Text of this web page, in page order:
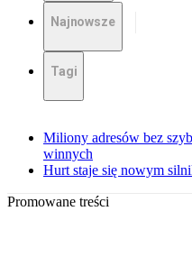
Najnowsze
Tagi
Miliony adresów bez
winnych
Hurt staje się nowym
Promowane treści